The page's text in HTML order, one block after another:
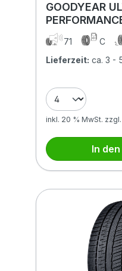
GOODYEAR
102W XL MFS
71 C
Lieferzeit: ca. 3 -
inkl. 20 % MwSt.
In